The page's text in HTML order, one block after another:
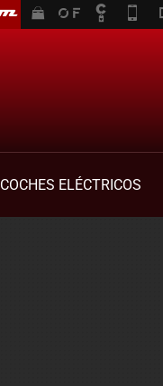
COCHES ELÉCTRICOS